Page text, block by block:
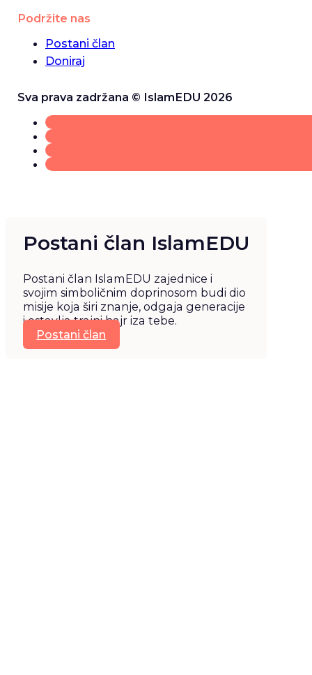
Podržite nas
Postani član
Doniraj
Sva prava zadržana © IslamEDU 2026
Postani član IslamEDU
Postani član IslamEDU zajednice i
svojim simboličnim doprinosom budi dio
misije koja širi znanje, odgaja generacije
i ostavlja trajni hajr iza tebe.
Postani član